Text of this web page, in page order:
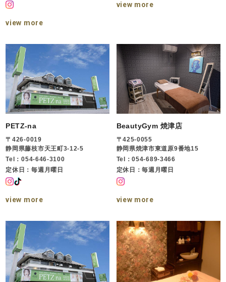
view more
view more
PETZ-na
〒426-0019
静岡県藤枝市天王町3-12-5
Tel：054-646-3100
定休日：毎週月曜日
view more
BeautyGym 焼津店
〒425-0055
静岡県焼津市東道原9番地15
Tel：054-689-3466
定休日：毎週月曜日
view more